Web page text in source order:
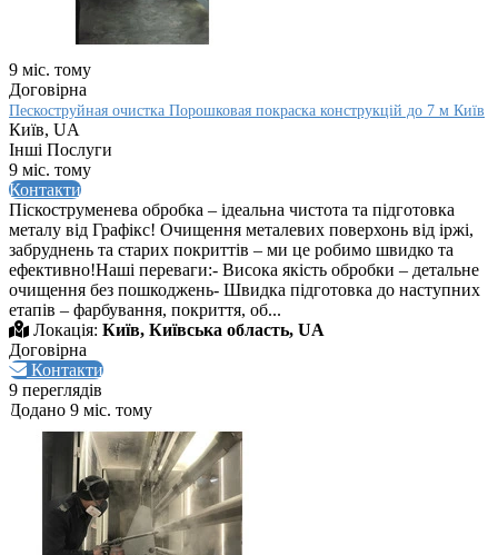
9 міс. тому
Договірна
Пескоструйная очистка Порошковая покраска конструкцій до 7 м Київ
Київ, UA
Інші Послуги
9 міс. тому
Контакти
Піскоструменева обробка – ідеальна чистота та підготовка
металу від Графікс! Очищення металевих поверхонь від іржі,
забруднень та старих покриттів – ми це робимо швидко та
ефективно!Наші переваги:- Висока якість обробки – детальне
очищення без пошкоджень- Швидка підготовка до наступних
етапів – фарбування, покриття, об...
Локація: Київ, Київська область, UA
Договірна
Контакти
9 переглядів
Додано 9 міс. тому